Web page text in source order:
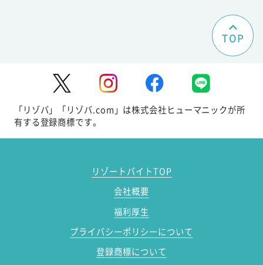
TOP
「リゾバ」「リゾバ.com」は株式会社ヒューマニックが所
有する登録商標です。
リゾートバイトTOP
会社概要
福利厚生
プライバシーポリシーについて
登録商標について